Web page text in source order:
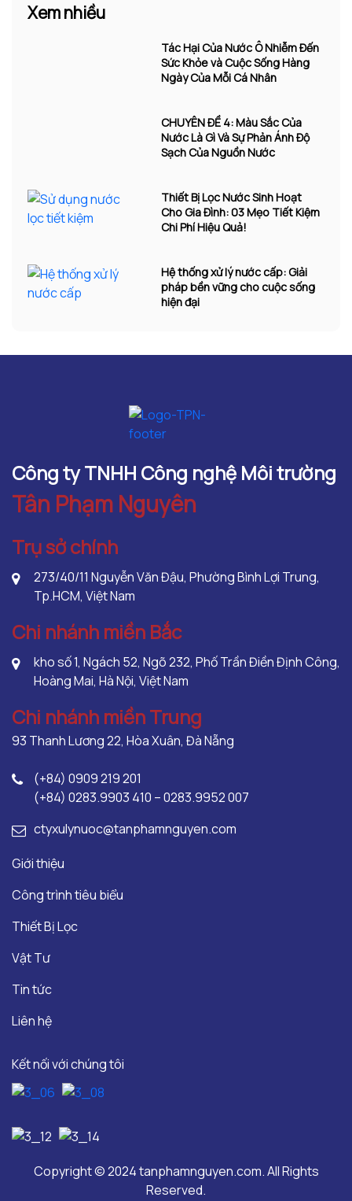
Xem nhiều
Tác Hại Của Nước Ô Nhiễm Đến
Sức Khỏe và Cuộc Sống Hàng
Ngày Của Mỗi Cá Nhân
CHUYÊN ĐỀ 4: Màu Sắc Của
Nước Là Gì Và Sự Phản Ánh Độ
Sạch Của Nguồn Nước
Thiết Bị Lọc Nước Sinh Hoạt
Cho Gia Đình: 03 Mẹo Tiết Kiệm
Chi Phí Hiệu Quả!
Hệ thống xử lý nước cấp: Giải
pháp bền vững cho cuộc sống
hiện đại
Công ty TNHH Công nghệ Môi trường
Tân Phạm Nguyên
Trụ sở chính
273/40/11 Nguyễn Văn Đậu, Phường Bình Lợi Trung,
Tp.HCM, Việt Nam
Chi nhánh miền Bắc
kho số 1, Ngách 52, Ngõ 232, Phố Trần Điền Định Công,
Hoàng Mai, Hà Nội, Việt Nam
Chi nhánh miền Trung
93 Thanh Lương 22, Hòa Xuân, Đà Nẵng
(+84) 0909 219 201
(+84) 0283.9903 410 – 0283.9952 007
ctyxulynuoc@tanphamnguyen.com
Giới thiệu
Công trình tiêu biểu
Thiết Bị Lọc
Vật Tư
Tin tức
Liên hệ
Kết nối với chúng tôi
Copyright © 2024 tanphamnguyen.com. All Rights
Reserved.